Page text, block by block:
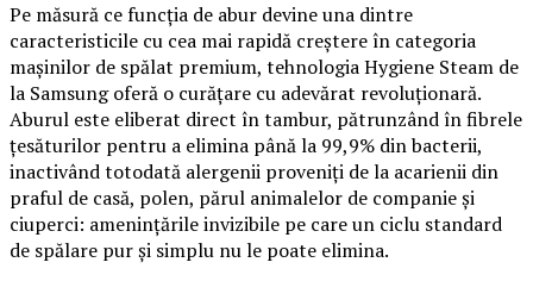
Pe măsură ce funcția de abur devine una dintre
caracteristicile cu cea mai rapidă creștere în categoria
mașinilor de spălat premium, tehnologia Hygiene Steam de
la Samsung oferă o curățare cu adevărat revoluționară.
Aburul este eliberat direct în tambur, pătrunzând în fibrele
țesăturilor pentru a elimina până la 99,9% din bacterii,
inactivând totodată alergenii proveniți de la acarienii din
praful de casă, polen, părul animalelor de companie și
ciuperci: amenințările invizibile pe care un ciclu standard
de spălare pur și simplu nu le poate elimina.